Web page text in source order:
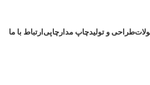
طراحی و تولیدچاپ مدارچاپی ارتباط با ما